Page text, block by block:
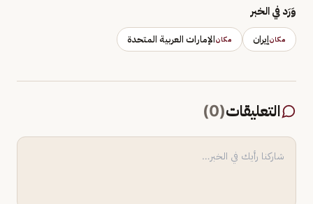
وَرَد في الخبر
مكانإيران مكانالإمارات العربية المتحدة
التعليقات(
0
)